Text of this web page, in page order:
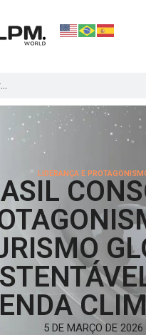
LIDERANÇA E
5 DE MARÇO DE 2026